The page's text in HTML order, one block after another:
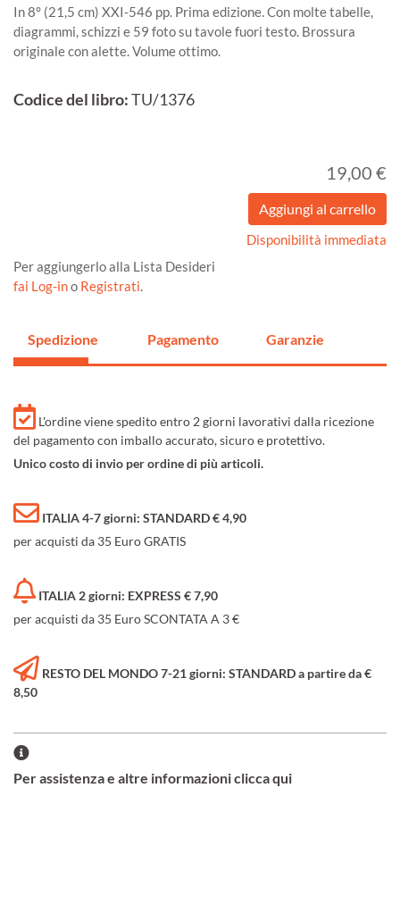
In 8° (21,5 cm) XXI-546 pp. Prima edizione. Con molte tabelle,
diagrammi, schizzi e 59 foto su tavole fuori testo. Brossura
originale con alette. Volume ottimo.
Codice del libro:TU/1376
19,00 €
Disponibilità immediata
Per aggiungerlo alla Lista Desideri
fai Log-ino Registrati.
Spedizione Pagamento Garanzie
L'ordine viene spedito entro 2 giorni lavorativi dalla ricezione
del pagamento con imballo accurato, sicuro e protettivo.
Unico costo di invio per ordine di più articoli.
ITALIA 4-7 giorni: STANDARD € 4,90
per acquisti da 35 Euro GRATIS
ITALIA 2 giorni: EXPRESS € 7,90
per acquisti da 35 Euro SCONTATA A 3 €
RESTO DEL MONDO 7-21 giorni: STANDARD a partire da €
8,50
Per assistenza e altre informazioni clicca qui